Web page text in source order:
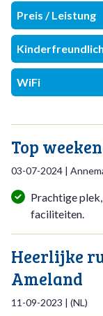
Preis / Leistung
Kinderfreundlich
WiFi
Top
03-07-2024 |
Prachtige
faciliteiten.
Heerlijke
Ameland
11-09-2023 | (NL)